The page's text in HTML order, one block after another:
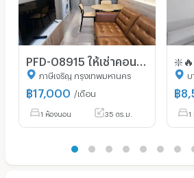
ภาษีเจริญ กรุงเทพมหานคร
฿17,000 /เดือน
1 ห้องนอน 35 ตร.ม.
บ
฿
1